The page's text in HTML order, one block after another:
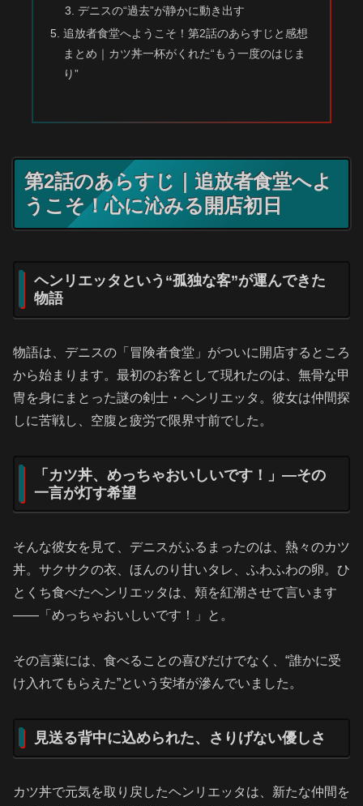
デニスの“過去”が静かに動き出す
追放者食堂へようこそ！第2話のあらすじと感想
まとめ｜カツ丼一杯がくれた“もう一度のはじま
り”
第2話のあらすじ｜追放者食堂へよ
うこそ！心に沁みる開店初日
ヘンリエッタという“孤独な客”が運んできた
物語
物語は、デニスの「冒険者食堂」がついに開店するところ
から始まります。最初のお客として現れたのは、無骨な甲
冑を身にまとった謎の剣士・ヘンリエッタ。彼女は仲間探
しに苦戦し、空腹と疲労で限界寸前でした。
「カツ丼、めっちゃおいしいです！」—その
一言が灯す希望
そんな彼女を見て、デニスがふるまったのは、熱々のカツ
丼。サクサクの衣、ほんのり甘いタレ、ふわふわの卵。ひ
とくち食べたヘンリエッタは、頬を紅潮させて言います
――「めっちゃおいしいです！」と。
その言葉には、食べることの喜びだけでなく、“誰かに受
け入れてもらえた”という安堵が滲んでいました。
見送る背中に込められた、さりげない優しさ
カツ丼で元気を取り戻したヘンリエッタは、新たな仲間を